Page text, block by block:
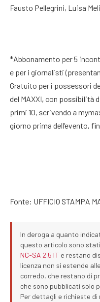
Fausto Pellegrini, Luisa
*Abbonamento per 5
e per i giornalisti
Gratuito per i possessori
del MAXXI, con possibilità
primi 10, scrivendo a
giorno prima dell’evento,
Fonte: UFFICIO STAMPA
In deroga a quanto
questo articolo sono
NC-SA 2.5 IT e restano
licenza non si estende
corredo, che restano di
che sono pubblicati solo
Per dettagli e richieste di